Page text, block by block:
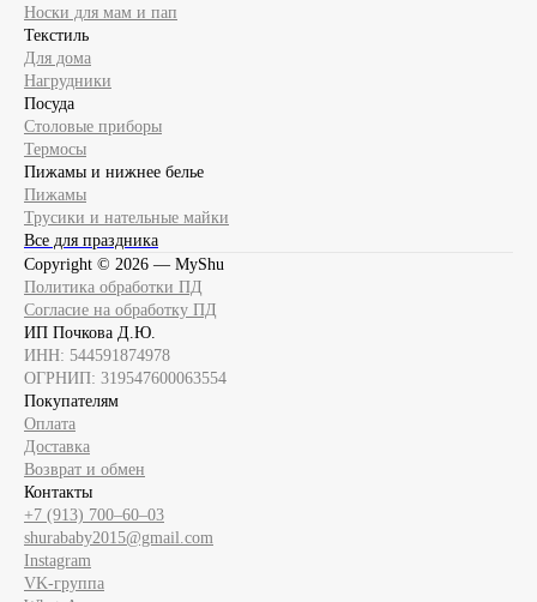
Носки для мам и пап
Текстиль
Для дома
Нагрудники
Посуда
Столовые приборы
Термосы
Пижамы и нижнее белье
Пижамы
Трусики и нательные майки
Все для праздника
Copyright © 2026 — MyShu
Политика обработки ПД
Согласие на обработку ПД
ИП Почкова Д.Ю.
ИНН: 544591874978
ОГРНИП: 319547600063554
Покупателям
Оплата
Доставка
Возврат и обмен
Контакты
+7 (913) 700‒60‒03
shurababy2015@gmail.com
Instagram
VK-группа